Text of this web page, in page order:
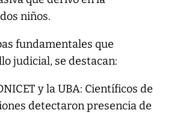
niños.
fundamentales que
judicial, se destacan:
y la UBA: Científicos de
detectaron presencia de